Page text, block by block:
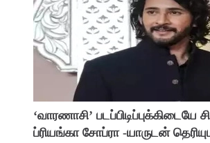
‘வாரணாசி’ படப்பிடிப்புக்கிடையே
ப்ரியங்கா சோப்ரா -யாருடன்